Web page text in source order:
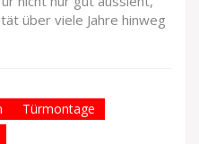
über viele Jahre hinweg
Türmontage